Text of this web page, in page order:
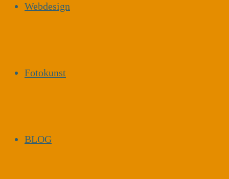
Webdesign
Fotokunst
BLOG